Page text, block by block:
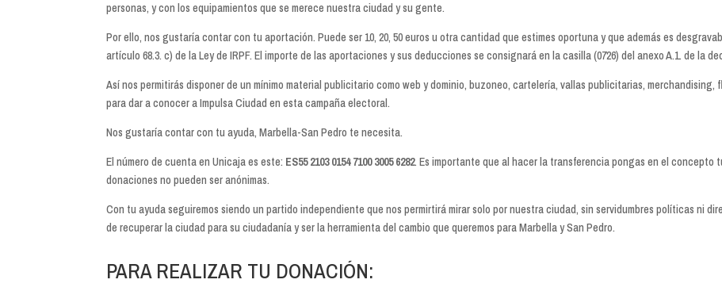
personas, y con los equipamientos que se merece nuestra ciudad y su gente.
Por ello, nos gustaría contar con tu aportación. Puede ser 10, 20, 50 euros u otra cantidad que estimes oportuna y que además es
artículo 68.3. c) de la Ley de IRPF. El importe de las aportaciones y sus deducciones se consignará en la casilla (0726) del anexo A.1. de la
Así nos permitirás disponer de un mínimo material publicitario como web y dominio, buzoneo, cartelería, vallas publicitarias,
para dar a conocer a Impulsa Ciudad en esta campaña electoral.
Nos gustaría contar con tu ayuda, Marbella-San Pedro te necesita.
El número de cuenta en Unicaja es este: ES55 2103 0154 7100 3005 6282. Es importante que al hacer la transferencia pongas en el concepto
donaciones no pueden ser anónimas.
Con tu ayuda seguiremos siendo un partido independiente que nos permirtirá mirar solo por nuestra ciudad, sin servidumbres políticas ni
de recuperar la ciudad para su ciudadanía y ser la herramienta del cambio que queremos para Marbella y San Pedro.
PARA REALIZAR TU DONACIÓN: